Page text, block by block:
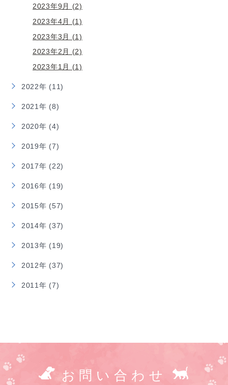
2023年9月 (2)
2023年4月 (1)
2023年3月 (1)
2023年2月 (2)
2023年1月 (1)
2022年 (11)
2021年 (8)
2020年 (4)
2019年 (7)
2017年 (22)
2016年 (19)
2015年 (57)
2014年 (37)
2013年 (19)
2012年 (37)
2011年 (7)
お問い合わせ